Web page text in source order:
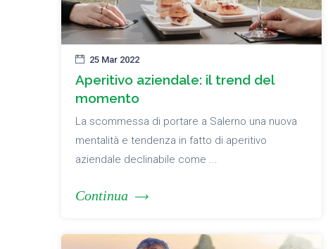
25 Mar 2022
Aperitivo aziendale: il trend del
momento
La scommessa di portare a Salerno una nuova
mentalità e tendenza in fatto di aperitivo
aziendale declinabile come ...
Continua